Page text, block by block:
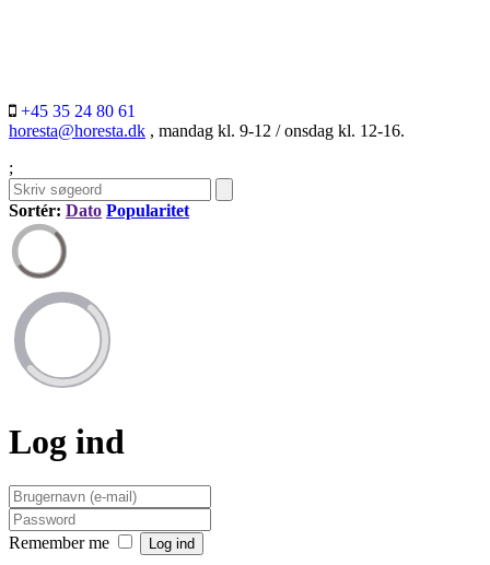
+45 35 24 80 61
horesta@horesta.dk , mandag kl. 9-12 / onsdag kl. 12-16.
;
Sortér: Dato Popularitet
Log ind
Remember me